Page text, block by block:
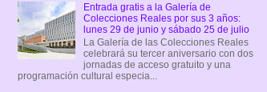
Entrada gratis a la Galería de
Colecciones Reales por sus 3 años:
lunes 29 de junio y sábado 25 de julio
La Galería de las Colecciones Reales
celebrará su tercer aniversario con dos
jornadas de acceso gratuito y una
programación cultural especia...